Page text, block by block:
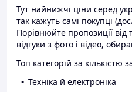
Тут найнижчі ціни серед
так кажуть самі покупці
Порівнюйте пропозиції
відгуки з фото і відео,
Топ категорій за кількістю
Техніка й електроніка